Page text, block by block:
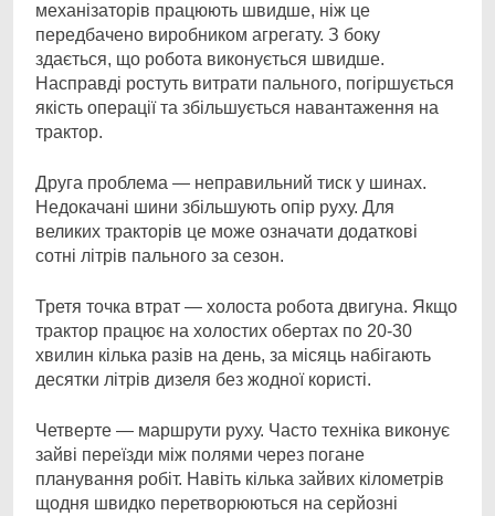
механізаторів працюють швидше, ніж це
передбачено виробником агрегату. З боку
здається, що робота виконується швидше.
Насправді ростуть витрати пального, погіршується
якість операції та збільшується навантаження на
трактор.
Друга проблема — неправильний тиск у шинах.
Недокачані шини збільшують опір руху. Для
великих тракторів це може означати додаткові
сотні літрів пального за сезон.
Третя точка втрат — холоста робота двигуна. Якщо
трактор працює на холостих обертах по 20-30
хвилин кілька разів на день, за місяць набігають
десятки літрів дизеля без жодної користі.
Четверте — маршрути руху. Часто техніка виконує
зайві переїзди між полями через погане
планування робіт. Навіть кілька зайвих кілометрів
щодня швидко перетворюються на серйозні